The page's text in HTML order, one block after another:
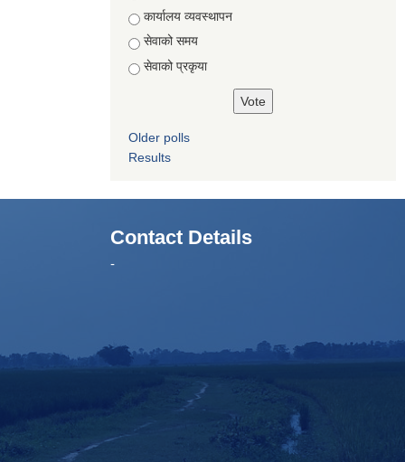
कार्यालय व्यवस्थापन
सेवाको समय
सेवाको प्रकृया
Older polls
Results
Contact Details
-